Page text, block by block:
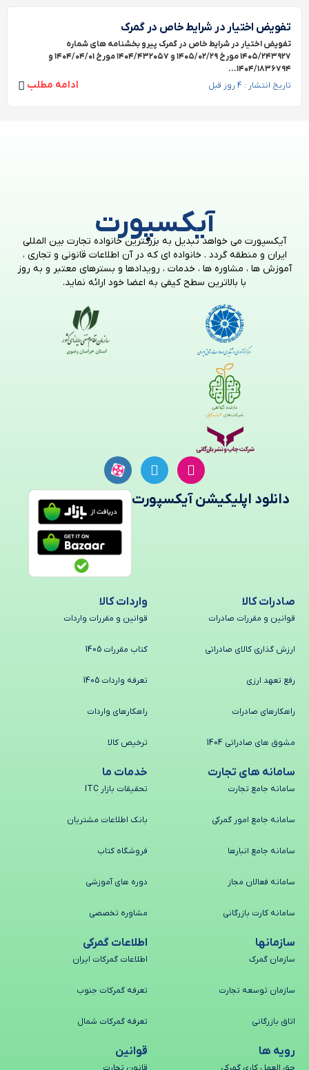
تفویض اختیار در شرایط خاص در گمرک
تفویض اختیار در شرایط خاص در گمرک پیرو بخشنامه های شماره
۱۴۰۵/۲۴۳۹۲۷ مورخ ۱۴۰۵/۰۲/۲۹ و ۱۴۰۴/۴۳۲۰۵۷ مورخ ۱۴۰۴/۰۴/۰۱ و
۱۴۰۴/۱۸۳۶۷۹۴...
ادامه مطلب تاریخ انتشار : 4 روز قبل
صادرات کالا
قوانین و مقررات صادرات
ارزش گذاری کالای صادراتی
رفع تعهد ارزی
راهکارهای صادرات
مشوق های صادراتی 1404
واردات کالا
قوانین و مقررات واردات
کتاب مقررات 1405
تعرفه واردات 1405
راهکارهای واردات
ترخیص کالا
سامانه های تجارت
سامانه جامع تجارت
سامانه جامع امور گمرکی
سامانه جامع انبارها
سامانه فعالان مجاز
سامانه کارت بازرگانی
خدمات ما
تحقیقات بازار ITC
بانک اطلاعات مشتریان
فروشگاه کتاب
دوره های آموزشی
مشاوره تخصصی
سازمانها
سازمان گمرک
سازمان توسعه تجارت
اتاق بازرگانی
اطلاعات گمرکی
اطلاعات گمرکات ایران
تعرفه گمرکات جنوب
تعرفه گمرکات شمال
رویه ها
حق العمل کاری گمرکی
قوانین
قانون تجارت
آیکسپورت
آیکسپورت می خواهد تبدیل به بزرگترین خانواده تجارت بین المللی
ایران و منطقه گردد . خانواده ای که در آن اطلاعات قانونی و تجاری ،
آموزش ها ، مشاوره ها ، خدمات ، رویدادها و بسترهای معتبر و به روز
با بالاترین سطح کیفی به اعضا خود ارائه نماید.
دانلود اپلیکیشن آیکسپورت